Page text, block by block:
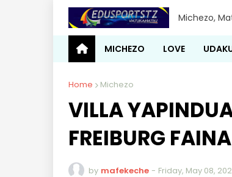
Michezo,
MICHEZO LOVE
Home Michezo
VILLA
FREIBURG
by mafekeche - Friday, May 08,